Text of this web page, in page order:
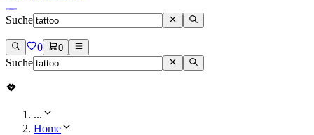
Suche
0 0
Suche
...
Home